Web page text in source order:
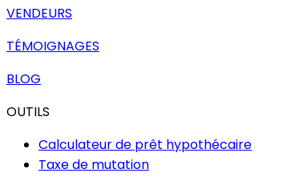
VENDEURS
TÉMOIGNAGES
BLOG
OUTILS
Calculateur de prêt hypothécaire
Taxe de mutation